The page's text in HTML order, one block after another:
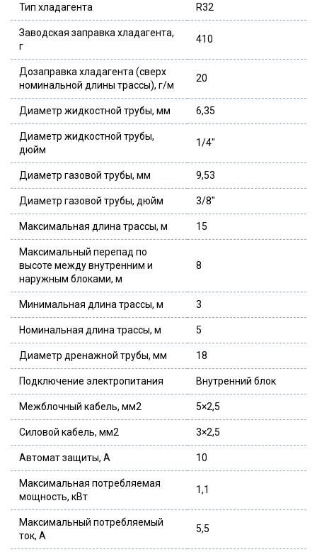
Тип хладагента R32
Заводская заправка хладагента,
г
410
Дозаправка хладагента (сверх
номинальной длины трассы), г/м
20
Диаметр жидкостной трубы, мм 6,35
Диаметр жидкостной трубы,
дюйм
1/4″
Диаметр газовой трубы, мм 9,53
Диаметр газовой трубы, дюйм 3/8″
Максимальная длина трассы, м 15
Максимальный перепад по
высоте между внутренним и
наружным блоками, м
8
Минимальная длина трассы, м 3
Номинальная длина трассы, м 5
Диаметр дренажной трубы, мм 18
Подключение электропитания Внутренний блок
Межблочный кабель, мм2 5×2,5
Силовой кабель, мм2 3×2,5
Автомат защиты, А 10
Максимальная потребляемая
мощность, кВт
1,1
Максимальный потребляемый
ток, А
5,5